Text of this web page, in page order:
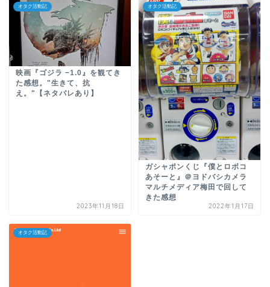
オタク活動記
映画『ゴジラ −1.0』を観てき
た感想。"生きて、抗
え。"【ネタバレあり】
2023年11月18日
オタク活動記
ガシャポンくじ『僕とロボコ
あそーと』＠ヨドバシカメラ
マルチメディア梅田で回して
きた感想
2022年1月17日
オタク活動記